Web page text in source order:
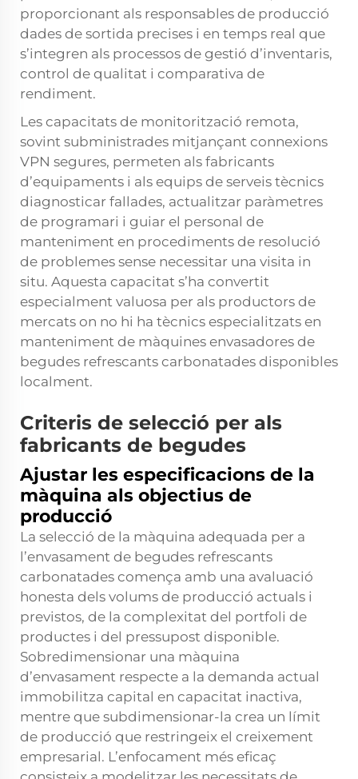
proporcionant als responsables de producció
dades de sortida precises i en temps real que
s’integren als processos de gestió d’inventaris,
control de qualitat i comparativa de
rendiment.
Les capacitats de monitorització remota,
sovint subministrades mitjançant connexions
VPN segures, permeten als fabricants
d’equipaments i als equips de serveis tècnics
diagnosticar fallades, actualitzar paràmetres
de programari i guiar el personal de
manteniment en procediments de resolució
de problemes sense necessitar una visita in
situ. Aquesta capacitat s’ha convertit
especialment valuosa per als productors de
mercats on no hi ha tècnics especialitzats en
manteniment de màquines envasadores de
begudes refrescants carbonatades disponibles
localment.
Criteris de selecció per als
fabricants de begudes
Ajustar les especificacions de la
màquina als objectius de
producció
La selecció de la màquina adequada per a
l’envasament de begudes refrescants
carbonatades comença amb una avaluació
honesta dels volums de producció actuals i
previstos, de la complexitat del portfoli de
productes i del pressupost disponible.
Sobredimensionar una màquina
d’envasament respecte a la demanda actual
immobilitza capital en capacitat inactiva,
mentre que subdimensionar-la crea un límit
de producció que restringeix el creixement
empresarial. L’enfocament més eficaç